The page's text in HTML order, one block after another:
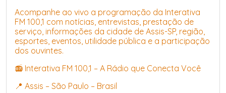
Acompanhe ao vivo a programação da Interativa
FM 100,1 com notícias, entrevistas, prestação de
serviço, informações da cidade de Assis-SP, região,
esportes, eventos, utilidade pública e a participação
dos ouvintes.
📻 Interativa FM 100,1 – A Rádio que Conecta Você
📍 Assis – São Paulo – Brasil